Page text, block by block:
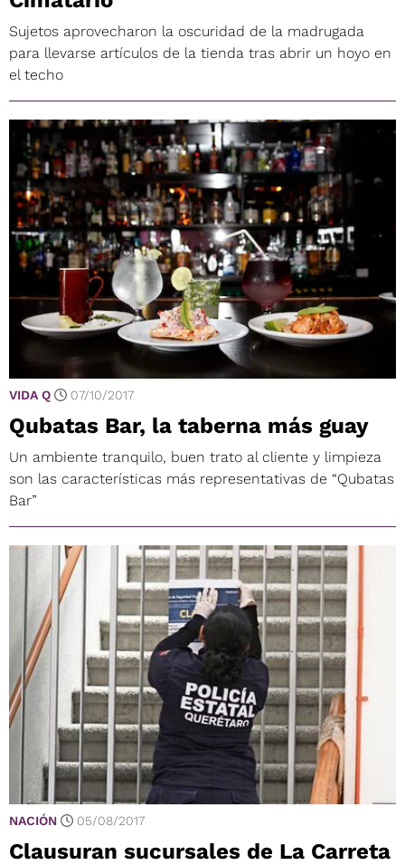
Sujetos aprovecharon la oscuridad de la madrugada
para llevarse artículos de la tienda tras abrir un hoyo en
el techo
VIDA Q 07/10/2017
Qubatas Bar, la taberna más guay
Un ambiente tranquilo, buen trato al cliente y limpieza
son las características más representativas de “Qubatas
Bar”
NACIÓN 05/08/2017
Clausuran sucursales de La Carreta